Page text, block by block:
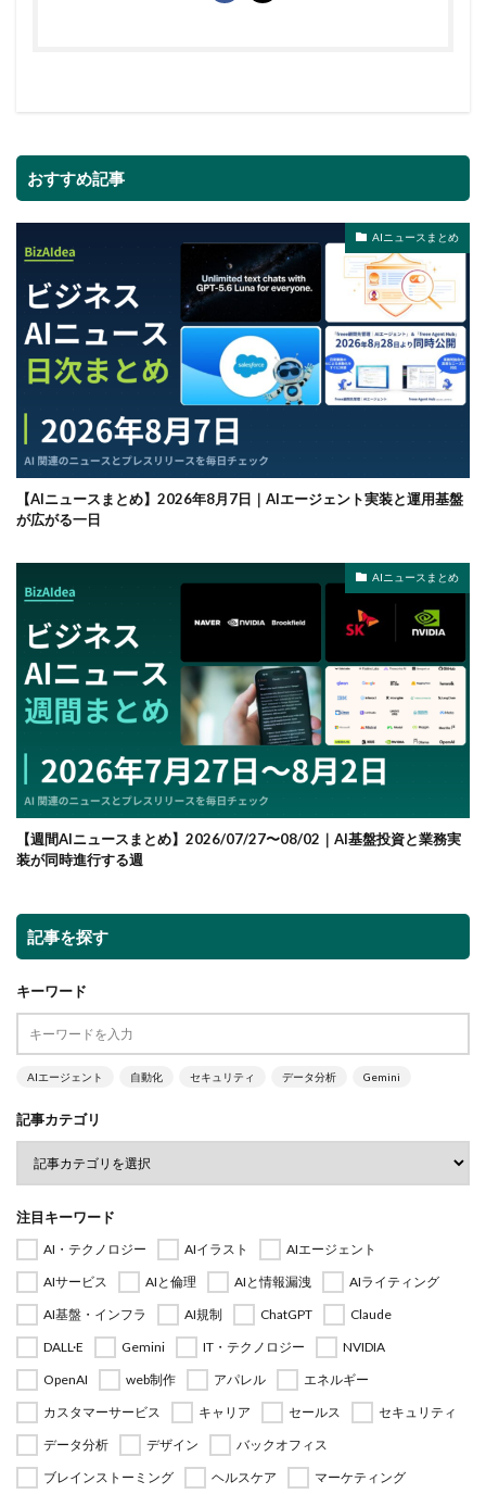
おすすめ記事
AIニュースまとめ
【AIニュースまとめ】2026年8月7日｜AIエージェント実装と運用基盤
が広がる一日
AIニュースまとめ
【週間AIニュースまとめ】2026/07/27〜08/02｜AI基盤投資と業務実
装が同時進行する週
記事を探す
キーワード
AIエージェント 自動化 セキュリティ データ分析 Gemini
記事カテゴリ
注目キーワード
AI・テクノロジー AIイラスト
AIエージェント
AIサービス
AIと倫理 AIと情報漏洩
AIライティング
AI基盤・インフラ
AI規制 ChatGPT
Claude
DALL·E
Gemini IT・テクノロジー
NVIDIA
OpenAI
web制作 アパレル
エネルギー
カスタマーサービス
キャリア セールス
セキュリティ
データ分析
デザイン
バックオフィス
ブレインストーミング
ヘルスケア マーケティング